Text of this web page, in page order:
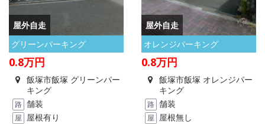
屋外自走
グリーンパーキング
0.8万円
飯塚市飯塚 グリーンパー
キング
路 舗装
屋 屋根有り
屋外自走
オレンジパーキング
0.8万円
飯塚市飯塚 オレンジパー
キング
路 舗装
屋 屋根無し